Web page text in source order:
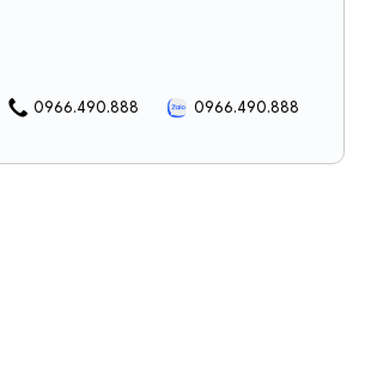
0966.490.888 0966.490.888